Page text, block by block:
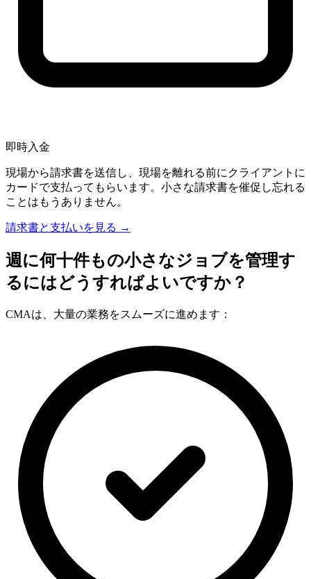
即時入金
現場から請求書を送信し、現場を離れる前にクライアントに
カードで支払ってもらいます。小さな請求書を催促し忘れる
ことはもうありません。
請求書と支払いを見る →
週に何十件もの小さなジョブを管理す
るにはどうすればよいですか？
CMAは、大量の業務をスムーズに進めます：